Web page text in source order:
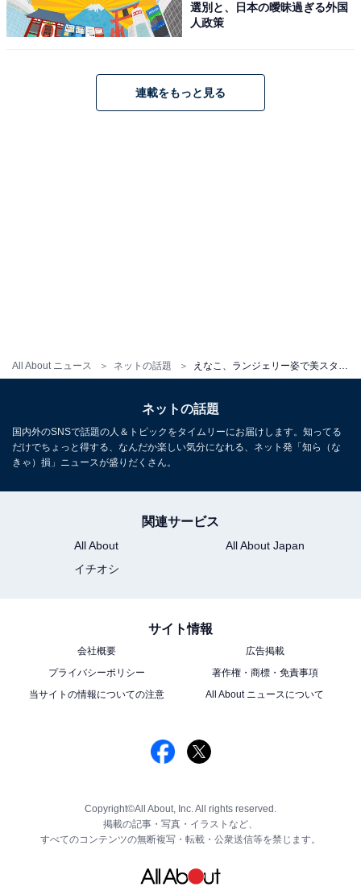
All About ニュース ネットの話題
選別と、日本の曖昧過ぎる外国
人政策
連載をもっと見る
ネットの話題
国内外のSNSで話題の人＆トピックをタイムリーにお届けします。知ってる
だけでちょっと得する、なんだか楽しい気分になれる、ネット発「知ら（な
きゃ）損」ニュースが盛りだくさん。
関連サービス
All About
All About Japan
イチオシ
サイト情報
会社概要
広告掲載
プライバシーポリシー
著作権・商標・免責事項
当サイトの情報についての注意
All About ニュースについて
Copyright©All About, Inc. All rights reserved.
掲載の記事・写真・イラストなど、
すべてのコンテンツの無断複写・転載・公衆送信等を禁じます。